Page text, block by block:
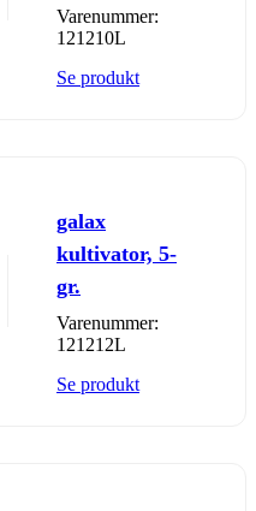
Varenummer:
121210L
Se produkt
galax
kultivator, 5-
gr.
Varenummer:
121212L
Se produkt